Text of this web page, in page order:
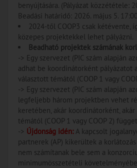
benyújtására. (Pályázat közzététele:
Beadási határidő: 2026. május 5.
2024-től COOP3 csak kétévente,
közepes projektekkel lehet pályázni.
Beadható projektek számának
-> Egy szervezet (PIC szám alapján
adhat be koordinátorként pályázatot
választott témától (COOP 1 vagy
-> Egy szervezet (PIC szám alapján
legfeljebb három projektben vehet
keretében, akár koordinátorként,
témától (COOP 1 vagy COOP 2)
-> Újdonság idén:A kapcsolt
partnerek (AP) kikerültek a
nem számítanak bele sem a
minimumösszetételi